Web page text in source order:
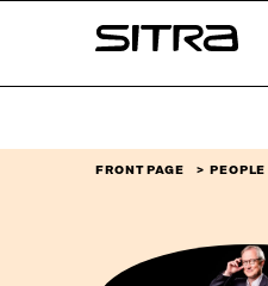
↓
Sitra
FRONT PAGE PEOPLE